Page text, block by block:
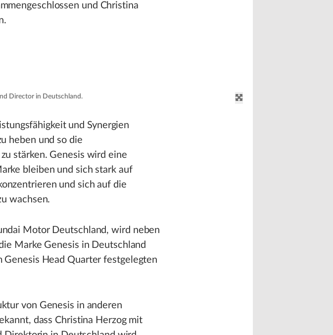
und Christina
Director in Deutschland.
und Synergien
heben und so die
stärken. Genesis wird eine
bleiben und sich stark auf
und sich auf die
wachsen.
Motor Deutschland, wird neben
Marke Genesis in Deutschland
Genesis Head Quarter festgelegten
von Genesis in anderen
dass Christina Herzog mit